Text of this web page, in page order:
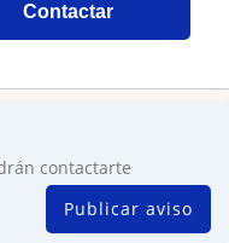
Contactar
contactarte
Publicar aviso